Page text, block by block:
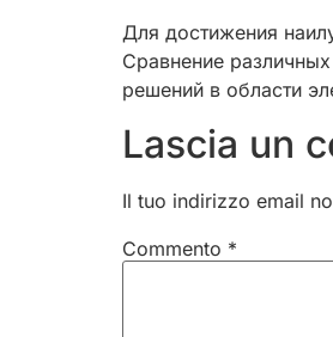
Для достижения
Сравнение
решений в области
Lascia un
Il tuo indirizzo email
Commento *